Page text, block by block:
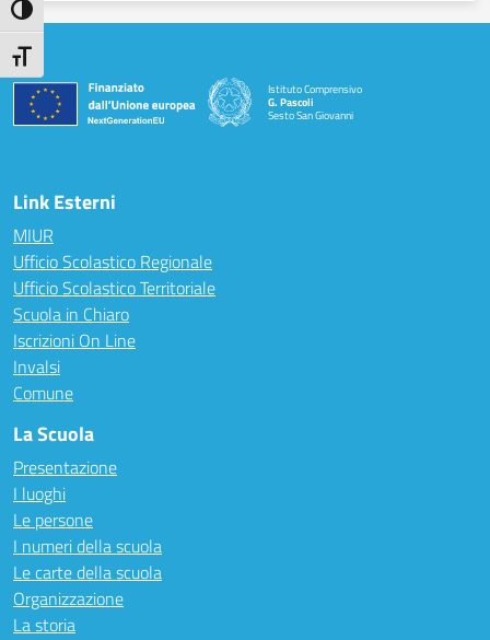
Attiva/disattiva alto contrasto
Attiva/disattiva dimensione testo
Istituto Comprensivo
G. Pascoli
Sesto San Giovanni
Link Esterni
MIUR
Ufficio Scolastico Regionale
Ufficio Scolastico Territoriale
Scuola in Chiaro
Iscrizioni On Line
Invalsi
Comune
La Scuola
Presentazione
I luoghi
Le persone
I numeri della scuola
Le carte della scuola
Organizzazione
La storia